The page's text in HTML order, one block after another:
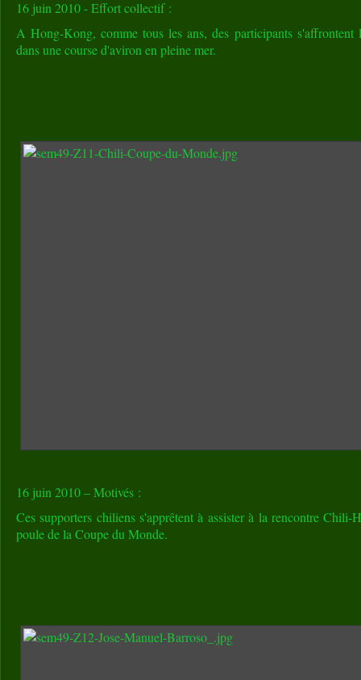
16 juin 2010 - Effort collectif :
A Hong-Kong, comme tous les ans, des participants
dans une course d'aviron en pleine mer.
16 juin 2010 – Motivés :
Ces supporters chiliens s'apprêtent à assister à la rencontre Chili-
poule de la Coupe du Monde.